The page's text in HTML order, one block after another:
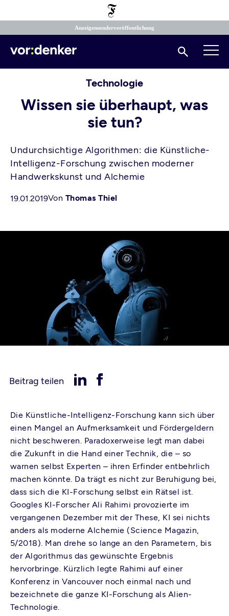
Anzeigensonderveröffentlichung
Technologie
Wissen sie überhaupt, was
sie tun?
Undurchsichtige Algorithmen: die Künstliche-
Intelligenz-Forschung zwischen moderner
Handwerkskunst und Alchemie
19.01.2019Von Thomas Thiel
Beitrag teilen
Die Künstliche-Intelligenz-Forschung kann sich über
einen Mangel an Aufmerksamkeit und Fördergeldern
nicht beschweren. Paradoxerweise legt man dabei
die Zukunft in die Hand einer Technik, die – so
warnen selbst Experten – ihren Erfinder entbehrlich
machen könnte. Da trägt es nicht zur Beruhigung bei,
dass sich die KI-Forschung selbst ein Rätsel ist.
Googles KI-Forscher Ali Rahimi provozierte im
vergangenen Dezember mit der These, KI sei nichts
anders als moderne Alchemie (Science Magazin,
5/2018). Man drehe so lange an den Parametern, bis
der Algorithmus das gewünschte Ergebnis
hervorbringe. Kürzlich legte Rahimi auf einer
Konferenz in Vancouver noch einmal nach und
bezeichnete die ganze KI-Forschung als Alien-
Technologie.